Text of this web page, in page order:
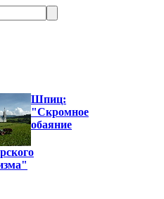
Шпиц:
"Cкромное
обаяние